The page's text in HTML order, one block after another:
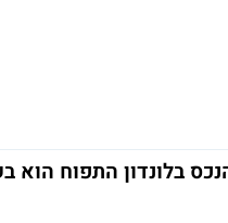
בלונדון התפוח